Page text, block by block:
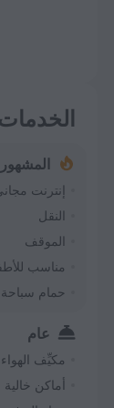
إنترنت
النقل
الموقف
مناسب
حمام سباحة
عام
مكيِّف الهواء
أماكن